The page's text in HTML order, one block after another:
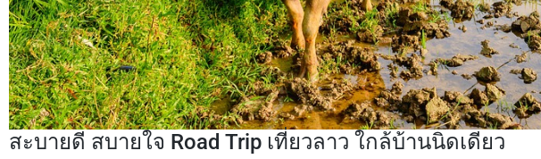
สะบายดี สบายใจ Road Trip เที่ยวลาว ใกล้บ้านนิดเดียว